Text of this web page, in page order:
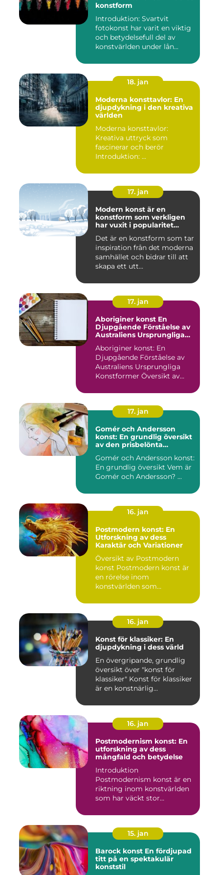
konstform
Introduktion: Svartvit
fotokonst har varit en viktig
och betydelsefull del av
konstvärlden under lån...
18. jan
Moderna konsttavlor: En
djupdykning i den kreativa
världen
Moderna konsttavlor:
Kreativa uttryck som
fascinerar och berör
Introduktion: ...
17. jan
Modern konst är en
konstform som verkligen
har vuxit i popularitet
decennierna
Det är en konstform som tar
inspiration från det moderna
samhället och bidrar till att
skapa ett utt...
17. jan
Aboriginer konst En
Djupgående Förståelse av
Australiens Ursprungliga
Aboriginer konst: En
Djupgående Förståelse av
Australiens Ursprungliga
Konstformer Översikt av
17. jan
Gomér och Andersson
konst: En grundlig översikt
av den prisbelönta
Gomér och Andersson konst:
En grundlig översikt Vem är
Gomér och Andersson? ...
16. jan
Postmodern konst: En
Utforskning av dess
Karaktär och Variationer
Översikt av Postmodern
konst Postmodern konst är
en rörelse inom
konstvärlden som
16. jan
Konst för klassiker: En
djupdykning i dess värld
En övergripande, grundlig
översikt över "konst för
klassiker" Konst för klassiker
är en konstnärlig...
16. jan
Postmodernism konst: En
utforskning av dess
mångfald och betydelse
Introduktion
Postmodernism konst är en
riktning inom konstvärlden
som har väckt stor
15. jan
Barock konst En fördjupad
titt på en spektakulär
konststil